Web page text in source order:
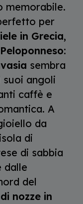
memorabile.
per
in Grecia,
Peloponneso:
sembra
suoi angoli
caffè e
A
da
di
di sabbia
dalle
del
nozze in